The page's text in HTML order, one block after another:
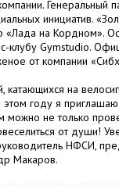
Генеральный
инициатив.
«Лада на Кордном».
клубу Gymstudio.
от компании
на
году я
не только
от души!
НФСИ,
Макаров.